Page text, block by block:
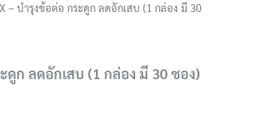
– บำรุงข้อต่อ กระดูก ลดอักเสบ (1 กล่อง มี 30
ดูก ลดอักเสบ (1 กล่อง มี 30 ซอง)